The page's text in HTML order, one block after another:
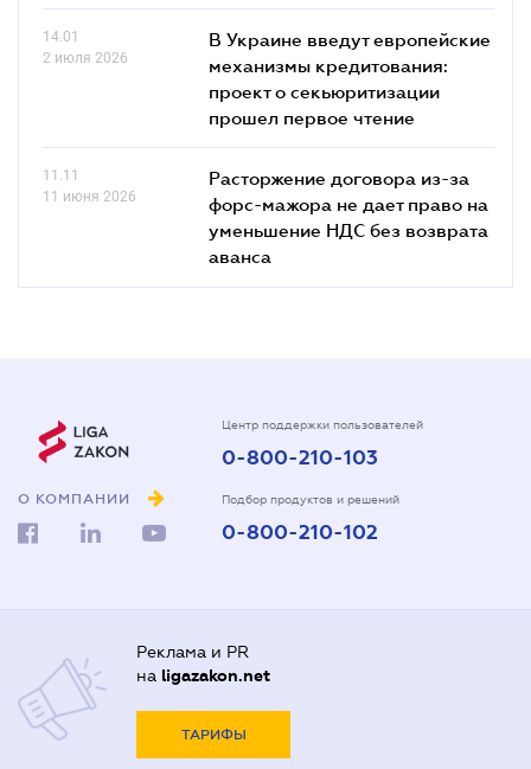
14.01
2 июля 2026
В Украине введут европейские
механизмы кредитования:
проект о секьюритизации
прошел первое чтение
11.11
11 июня 2026
Расторжение договора из-за
форс-мажора не дает право на
уменьшение НДС без возврата
аванса
О КОМПАНИИ
Центр поддержки пользователей
0-800-210-103
Подбор продуктов и решений
0-800-210-102
Реклама и PR
на ligazakon.net
ТАРИФЫ